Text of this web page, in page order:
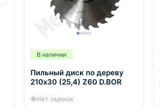
В наличии
Пильный диск по дереву
210х30 (25,4) Z60 D.BOR
Нет оценок